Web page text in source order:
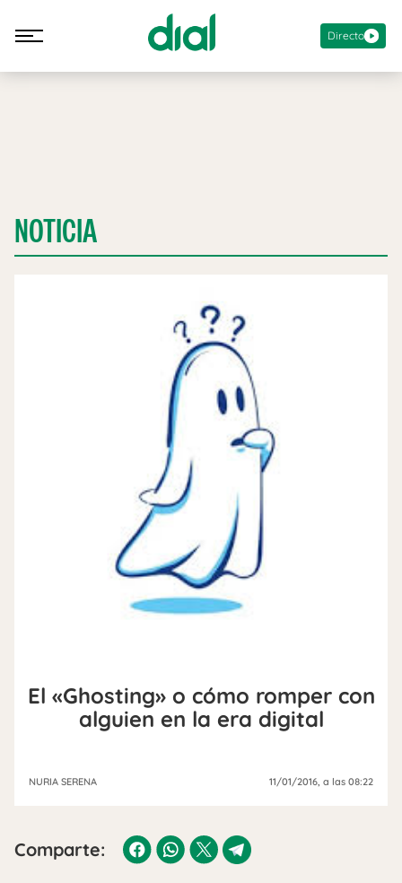
Directo
NOTICIA
El «Ghosting» o cómo romper con
alguien en la era digital
NURIA SERENA 11/01/2016, a las 08:22
Comparte: